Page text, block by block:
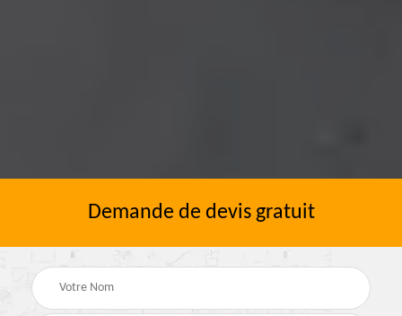
Demande de devis gratuit